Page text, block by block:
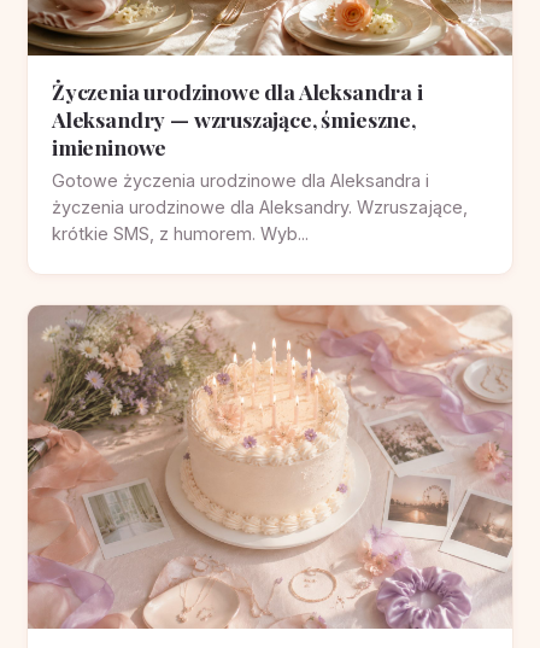
Życzenia urodzinowe dla Aleksandra i
Aleksandry — wzruszające, śmieszne,
imieninowe
Gotowe życzenia urodzinowe dla Aleksandra i
życzenia urodzinowe dla Aleksandry. Wzruszające,
krótkie SMS, z humorem. Wyb...